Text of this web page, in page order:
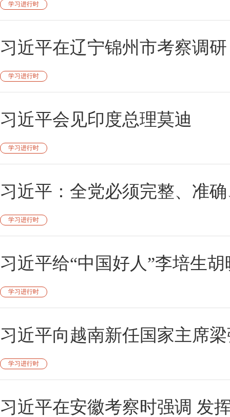
学习进行时
习近平在辽宁锦州市考察调研
学习进行时
习近平会见印度总理莫迪
学习进行时
习近平：全党必须完整、准
学习进行时
习近平给“中国好人”李培生
学习进行时
习近平向越南新任国家主席
学习进行时
习近平在安徽考察时强调 发